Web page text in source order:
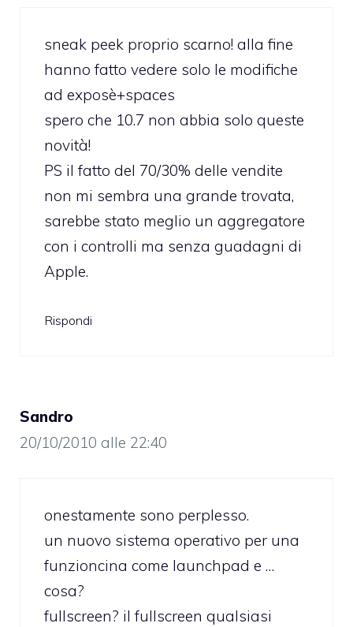
sneak peek proprio scarno! alla fine
hanno fatto vedere solo le modifiche
ad exposè+spaces
spero che 10.7 non abbia solo queste
novità!
PS il fatto del 70/30% delle vendite
non mi sembra una grande trovata,
sarebbe stato meglio un aggregatore
con i controlli ma senza guadagni di
Apple.
Rispondi
Sandro
20/10/2010 alle 22:40
onestamente sono perplesso.
un nuovo sistema operativo per una
funzioncina come launchpad e …
cosa?
fullscreen? il fullscreen qualsiasi